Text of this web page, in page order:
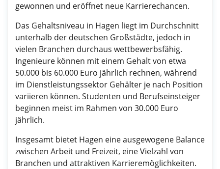
gewonnen und eröffnet neue Karrierechancen.
Das Gehaltsniveau in Hagen liegt im Durchschnitt
unterhalb der deutschen Großstädte, jedoch in
vielen Branchen durchaus wettbewerbsfähig.
Ingenieure können mit einem Gehalt von etwa
50.000 bis 60.000 Euro jährlich rechnen, während
im Dienstleistungssektor Gehälter je nach Position
variieren können. Studenten und Berufseinsteiger
beginnen meist im Rahmen von 30.000 Euro
jährlich.
Insgesamt bietet Hagen eine ausgewogene Balance
zwischen Arbeit und Freizeit, eine Vielzahl von
Branchen und attraktiven Karrieremöglichkeiten.